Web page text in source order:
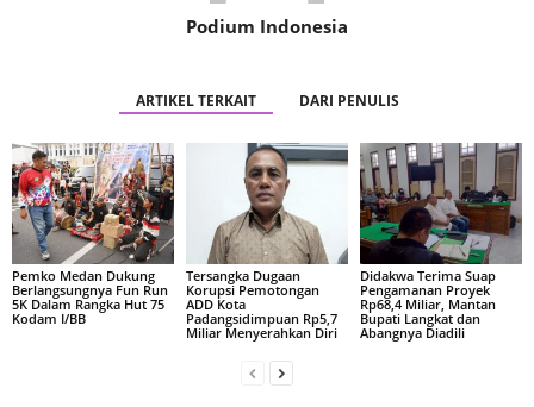
Podium Indonesia
ARTIKEL TERKAIT DARI PENULIS
Pemko Medan Dukung
Berlangsungnya Fun Run
5K Dalam Rangka Hut 75
Kodam I/BB
Tersangka Dugaan
Korupsi Pemotongan
ADD Kota
Padangsidimpuan Rp5,7
Miliar Menyerahkan Diri
Didakwa Terima Suap
Pengamanan Proyek
Rp68,4 Miliar, Mantan
Bupati Langkat dan
Abangnya Diadili